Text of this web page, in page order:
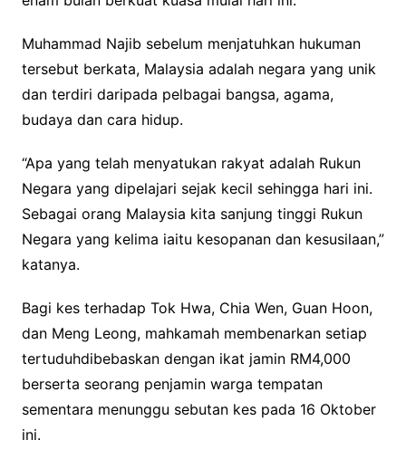
Muhammad Najib sebelum menjatuhkan hukuman
tersebut berkata, Malaysia adalah negara yang unik
dan terdiri daripada pelbagai bangsa, agama,
budaya dan cara hidup.
“Apa yang telah menyatukan rakyat adalah Rukun
Negara yang dipelajari sejak kecil sehingga hari ini.
Sebagai orang Malaysia kita sanjung tinggi Rukun
Negara yang kelima iaitu kesopanan dan kesusilaan,”
katanya.
Bagi kes terhadap Tok Hwa, Chia Wen, Guan Hoon,
dan Meng Leong, mahkamah membenarkan setiap
tertuduhdibebaskan dengan ikat jamin RM4,000
berserta seorang penjamin warga tempatan
sementara menunggu sebutan kes pada 16 Oktober
ini.